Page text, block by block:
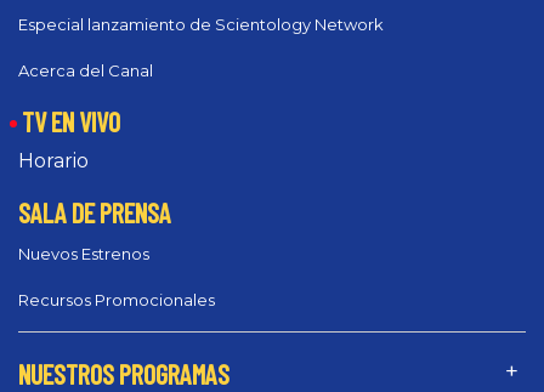
Especial lanzamiento de Scientology Network
Acerca del Canal
TV EN VIVO
Horario
SALA DE PRENSA
Nuevos Estrenos
Recursos Promocionales
NUESTROS PROGRAMAS